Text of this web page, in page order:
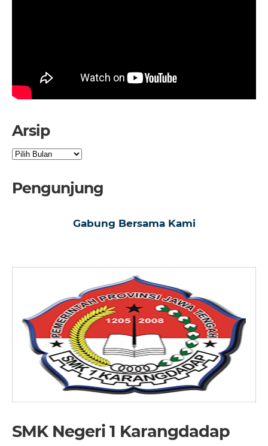
Arsip
Arsip
Pengunjung
Gabung Bersama Kami
SMK Negeri 1 Karangdadap